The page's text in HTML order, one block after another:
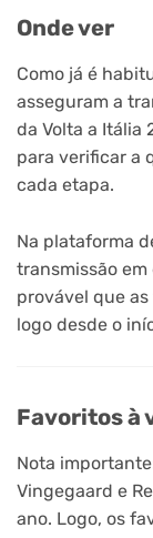
Onde ver
Como já é
asseguram a
da Volta a Itália
para verificar a
cada etapa.
Na plataforma
transmissão
provável que
logo desde o
Favoritos à
Nota
Vingegaard e
ano. Logo, os